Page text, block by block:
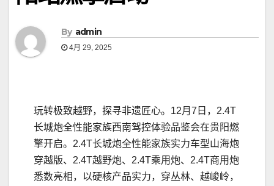
By admin
4月 29, 2025
玩转极致越野，探寻非遗匠心。12月7日，2.4T
长城炮全性能家族西南驾控体验品鉴会在贵阳燃
擎开启。2.4T长城炮全性能家族实力车型山海炮
穿越版、2.4T越野炮、2.4T乘用炮、2.4T商用炮
悉数亮相，以硬核产品实力，穿丛林、越峻岭，